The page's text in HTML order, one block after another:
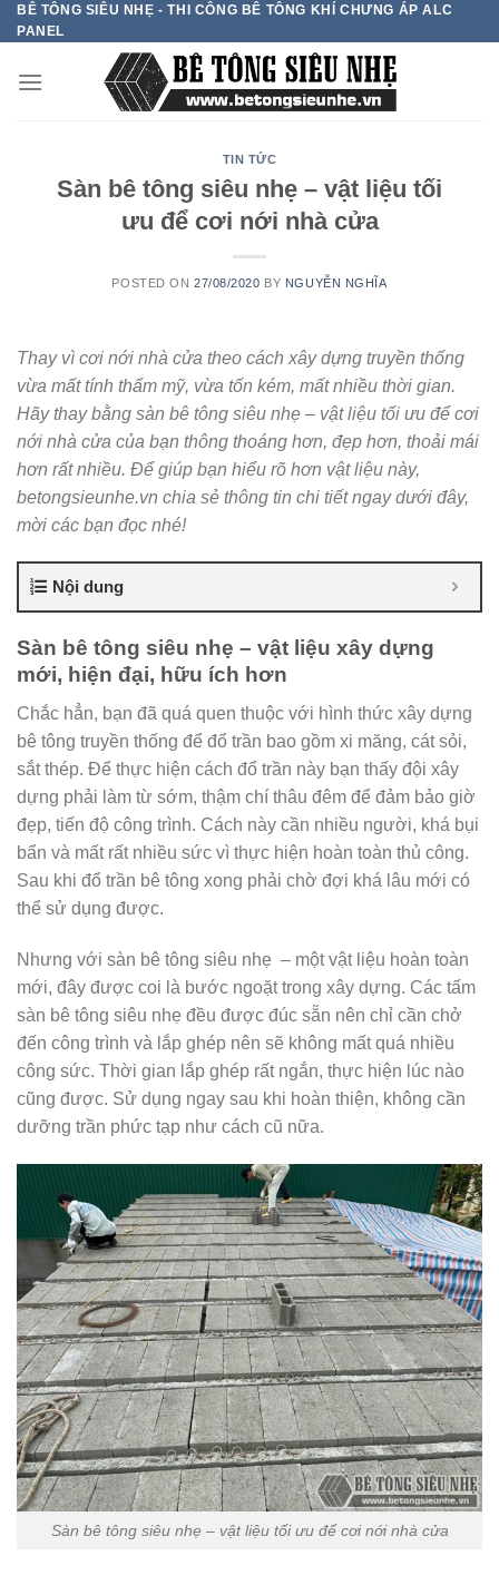
Skip
to
BÊ TÔNG SIÊU NHẸ - THI CÔNG BÊ TÔNG KHÍ CHƯNG ÁP ALC
PANEL
TIN TỨC
Sàn bê tông siêu nhẹ – vật liệu tối
ưu để cơi nới nhà cửa
POSTED ON 27/08/2020 BY NGUYỄN NGHĨA
Thay vì cơi nới nhà cửa theo cách xây dựng truyền thống
vừa mất tính thẩm mỹ, vừa tốn kém, mất nhiều thời gian.
Hãy thay bằng sàn bê tông siêu nhẹ – vật liệu tối ưu để cơi
nới nhà cửa của bạn thông thoáng hơn, đẹp hơn, thoải mái
hơn rất nhiều. Để giúp bạn hiểu rõ hơn vật liệu này,
betongsieunhe.vn chia sẻ thông tin chi tiết ngay dưới đây,
mời các bạn đọc nhé!
Nội dung
Sàn bê tông siêu nhẹ – vật liệu xây dựng
mới, hiện đại, hữu ích hơn
Chắc hẳn, bạn đã quá quen thuộc với hình thức xây dựng
bê tông truyền thống để đổ trần bao gồm xi măng, cát sỏi,
sắt thép. Để thực hiện cách đổ trần này bạn thấy đội xây
dựng phải làm từ sớm, thậm chí thâu đêm để đảm bảo giờ
đẹp, tiến độ công trình. Cách này cần nhiều người, khá bụi
bẩn và mất rất nhiều sức vì thực hiện hoàn toàn thủ công.
Sau khi đổ trần bê tông xong phải chờ đợi khá lâu mới có
thể sử dụng được.
Nhưng với sàn bê tông siêu nhẹ – một vật liệu hoàn toàn
mới, đây được coi là bước ngoặt trong xây dựng. Các tấm
sàn bê tông siêu nhẹ đều được đúc sẵn nên chỉ cần chở
đến công trình và lắp ghép nên sẽ không mất quá nhiều
công sức. Thời gian lắp ghép rất ngắn, thực hiện lúc nào
cũng được. Sử dụng ngay sau khi hoàn thiện, không cần
dưỡng trần phức tạp như cách cũ nữa.
Sàn bê tông siêu nhẹ – vật liệu tối ưu để cơi nới nhà cửa